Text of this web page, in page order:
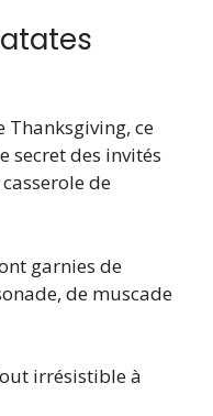
Thanksgiving, ce
secret des invités
de
garnies de
de muscade
irrésistible à